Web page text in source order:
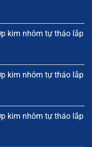
kim nhôm tự tháo lắp
kim nhôm tự tháo lắp
kim nhôm tự tháo lắp